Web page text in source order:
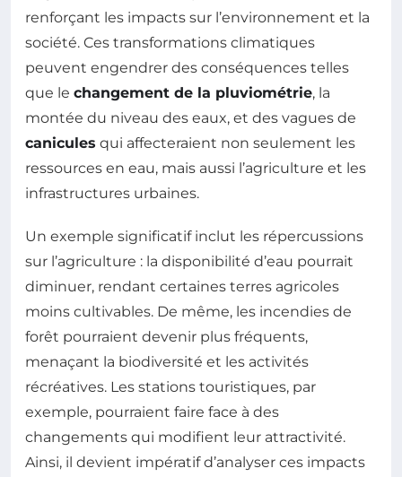
renforçant les impacts sur l’environnement et la
société. Ces transformations climatiques
peuvent engendrer des conséquences telles
que le changement de la pluviométrie, la
montée du niveau des eaux, et des vagues de
canicules qui affecteraient non seulement les
ressources en eau, mais aussi l’agriculture et les
infrastructures urbaines.
Un exemple significatif inclut les répercussions
sur l’agriculture : la disponibilité d’eau pourrait
diminuer, rendant certaines terres agricoles
moins cultivables. De même, les incendies de
forêt pourraient devenir plus fréquents,
menaçant la biodiversité et les activités
récréatives. Les stations touristiques, par
exemple, pourraient faire face à des
changements qui modifient leur attractivité.
Ainsi, il devient impératif d’analyser ces impacts